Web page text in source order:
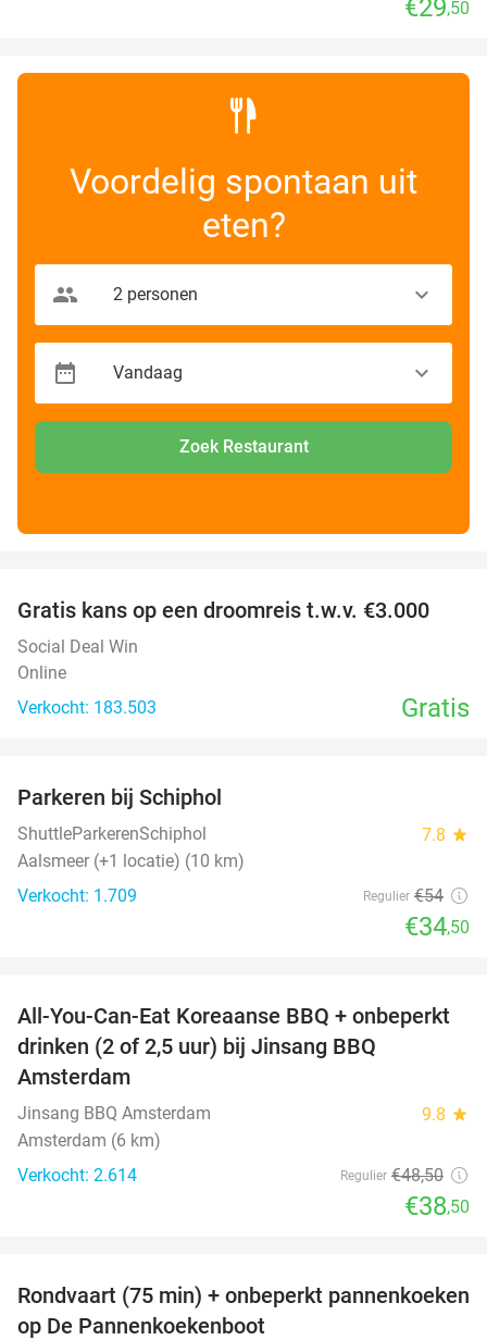
€29,50
Voordelig spontaan uit
eten?
Zoek Restaurant
Gratis kans op een droomreis t.w.v. €3.000
Social Deal Win
Online
Verkocht: 183.503
Gratis
Parkeren bij Schiphol
ShuttleParkerenSchiphol 7.8 star
Aalsmeer (+1 locatie) (10 km)
Verkocht: 1.709
Regulier €54
€34,50
21%
All-You-Can-Eat Koreaanse BBQ + onbeperkt
drinken (2 of 2,5 uur) bij Jinsang BBQ
Amsterdam
Jinsang BBQ Amsterdam 9.8 star
Amsterdam (6 km)
Verkocht: 2.614
Regulier €48,50
€38,50
30%
Rondvaart (75 min) + onbeperkt pannenkoeken
op De Pannenkoekenboot